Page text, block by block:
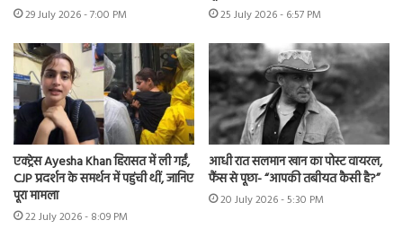
29 July 2026 - 7:00 PM 25 July 2026 - 6:57 PM
एक्ट्रेस Ayesha Khan हिरासत में ली गईं,
CJP प्रदर्शन के समर्थन में पहुंची थीं, जानिए
पूरा मामला
22 July 2026 - 8:09 PM
आधी रात सलमान खान का पोस्ट वायरल,
फैंस से पूछा- “आपकी तबीयत कैसी है?”
20 July 2026 - 5:30 PM